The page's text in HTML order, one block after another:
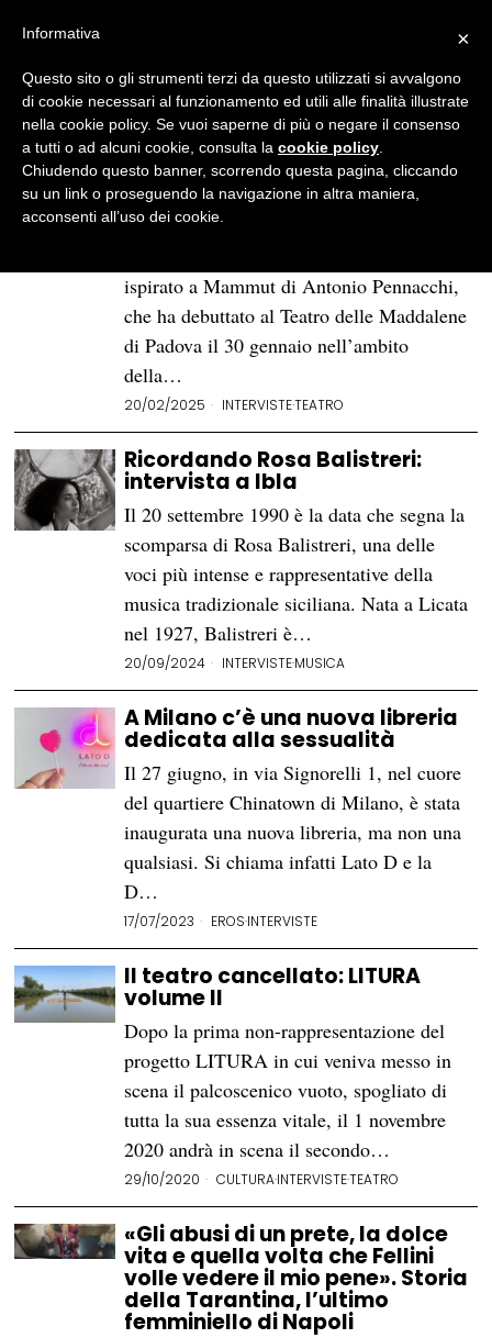
BROWSE CATEGORY
Interviste
Intervista a Michele Angrisani,
regista di «La classe estinta»
Michele Angrisani è il regista di La classe
ispirato a Mammut di Antonio Pennacchi,
che ha debuttato al Teatro delle Maddalene
di Padova il 30 gennaio nell’ambito
della…
20/02/2025 INTERVISTE·TEATRO
Ricordando Rosa Balistreri:
intervista a Ibla
Il 20 settembre 1990 è la data che segna la
scomparsa di Rosa Balistreri, una delle
voci più intense e rappresentative della
musica tradizionale siciliana. Nata a Licata
nel 1927, Balistreri è…
20/09/2024 INTERVISTE·MUSICA
A Milano c’è una nuova libreria
dedicata alla sessualità
Il 27 giugno, in via Signorelli 1, nel cuore
del quartiere Chinatown di Milano, è stata
inaugurata una nuova libreria, ma non una
qualsiasi. Si chiama infatti Lato D e la
D…
17/07/2023 EROS·INTERVISTE
Il teatro cancellato: LITURA
volume II
Dopo la prima non-rappresentazione del
progetto LITURA in cui veniva messo in
scena il palcoscenico vuoto, spogliato di
tutta la sua essenza vitale, il 1 novembre
2020 andrà in scena il secondo…
29/10/2020 CULTURA·INTERVISTE·TEATRO
«Gli abusi di un prete, la dolce
vita e quella volta che Fellini
volle vedere il mio pene». Storia
della Tarantina, l’ultimo
femminiello di Napoli
×
Informativa
Questo sito o gli strumenti terzi da questo utilizzati si avvalgono
di cookie necessari al funzionamento ed utili alle finalità illustrate
nella cookie policy. Se vuoi saperne di più o negare il consenso
a tutti o ad alcuni cookie, consulta la cookie policy
Chiudendo questo banner, scorrendo questa pagina, cliccando
su un link o proseguendo la navigazione in altra maniera,
acconsenti all’uso dei cookie.